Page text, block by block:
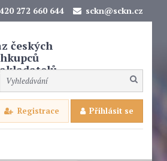
272 660 644 sckn@sckn.cz
českých
Registrace Přihlásit se